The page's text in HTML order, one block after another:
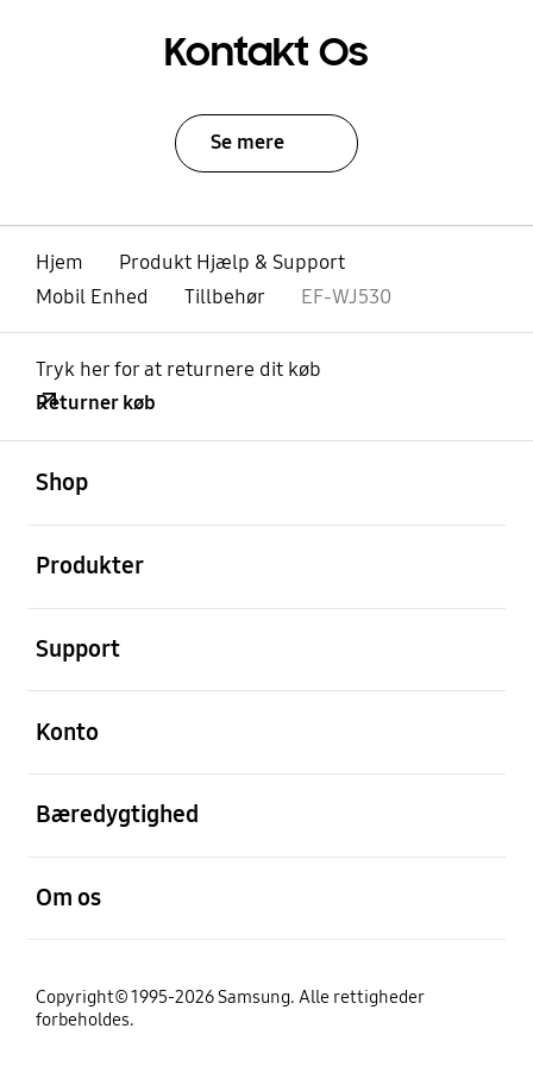
Kontakt Os
Se mere
Hjem
Produkt Hjælp & Support
Mobil Enhed
Tillbehør EF-WJ530
Tryk her for at returnere dit køb
Returner køb
Shop
Produkter
Support
Konto
Bæredygtighed
Om os
Copyright© 1995-2026 Samsung. Alle rettigheder
forbeholdes.